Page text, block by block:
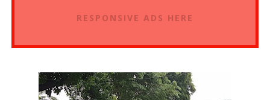
RESPONSIVE ADS HERE